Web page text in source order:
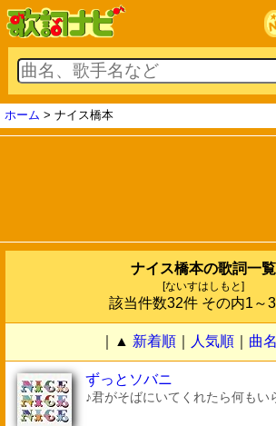
ホーム > ナイス橋本
ナイス橋本の歌詞一覧
[ないすはしもと]
該当件数32件 その内1～
｜▲ 新着順 人気順 曲
ずっとソバニ
♪君がそばにいてくれたら何もい